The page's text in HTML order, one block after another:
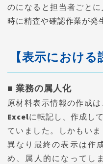
のになると担当者ごと
時に精査や確認作業が発
【表示における
■ 業務の属人化
原材料表示情報の作成
Excelに転記し、作成し
ていました。しかもい
異なり最終の表示は作
め、属人的になってし